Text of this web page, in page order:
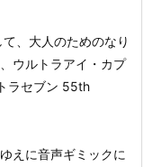
、大人のためのなり
ウルトラアイ・カプ
ラセブン 55th
えに音声ギミックに